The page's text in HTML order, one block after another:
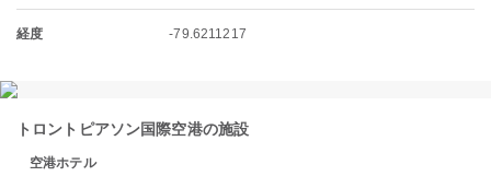
経度 -79.6211217
トロントピアソン国際空港の施設
空港ホテル